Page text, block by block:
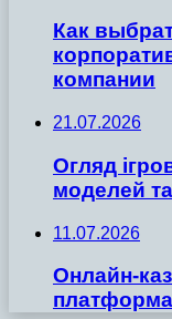
Как
компании
21.07.2026
Огляд
моделей
11.07.2026
Онлайн-